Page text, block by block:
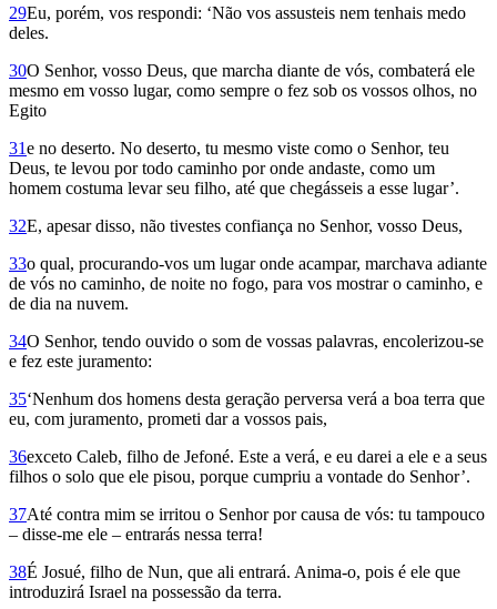
29Eu, porém, vos respondi: ‘Não vos assusteis nem tenhais medo
deles.
30O Senhor, vosso Deus, que marcha diante de vós, combaterá ele
mesmo em vosso lugar, como sempre o fez sob os vossos olhos, no
Egito
31e no deserto. No deserto, tu mesmo viste como o Senhor, teu
Deus, te levou por todo caminho por onde andaste, como um
homem costuma levar seu filho, até que chegásseis a esse lugar’.
32E, apesar disso, não tivestes confiança no Senhor, vosso Deus,
33o qual, procurando-vos um lugar onde acampar, marchava adiante
de vós no caminho, de noite no fogo, para vos mostrar o caminho, e
de dia na nuvem.
34O Senhor, tendo ouvido o som de vossas palavras, encolerizou-se
e fez este juramento:
35‘Nenhum dos homens desta geração perversa verá a boa terra que
eu, com juramento, prometi dar a vossos pais,
36exceto Caleb, filho de Jefoné. Este a verá, e eu darei a ele e a seus
filhos o solo que ele pisou, porque cumpriu a vontade do Senhor’.
37Até contra mim se irritou o Senhor por causa de vós: tu tampouco
– disse-me ele – entrarás nessa terra!
38É Josué, filho de Nun, que ali entrará. Anima-o, pois é ele que
introduzirá Israel na possessão da terra.